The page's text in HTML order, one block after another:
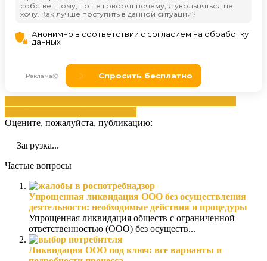
Оцените, пожалуйста, публикацию:
Загрузка...
Частые вопросы
Упрощенная ликвидация ООО без осуществления
деятельности: необходимые действия и процедуры
Упрощенная ликвидация обществ с ограниченной
ответственностью (ООО) без осуществ...
Ликвидация ООО под ключ: все варианты и